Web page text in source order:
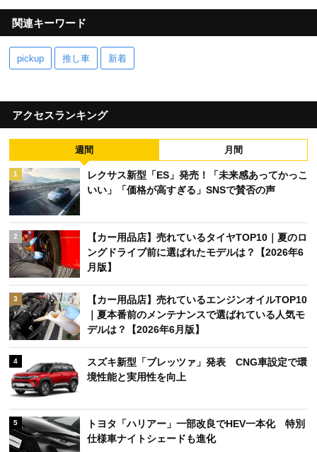
関連キーワード
pickup 推し車 新着
アクセスランキング
週間 月間
1
レクサス新型「ES」発売！「未来感あってかっこ
いい」「価格が高すぎる」SNSで賛否の声
2
【カー用品店】売れているタイヤTOP10｜夏のロ
ングドライブ前に選ばれたモデルは？【2026年6
月版】
3
【カー用品店】売れているエンジンオイルTOP10
｜夏本番前のメンテナンスで選ばれている人気モ
デルは？【2026年6月版】
4
スズキ新型「ブレッツァ」発表 CNG車設定で環
境性能と実用性を向上
5
トヨタ「ハリアー」一部改良でHEV一本化 特別
仕様車ナイトシェードも進化